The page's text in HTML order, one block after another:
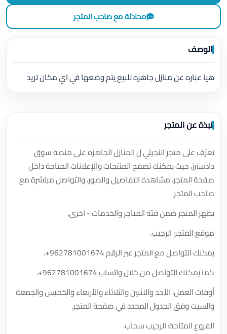
محادثة مع صاحب المتجر
الوصف
هيا عباره عن منازل جاهزه للبيع يتم وضعها في اي مكان تريد
نبذة عن المتجر
تعرّف على متجر النجيلي ل المنازل الجاهزه على منصة سوق
دادسترز، حيث يمكنك تصفح المنتجات والإعلانات المتاحة داخل
صفحة المتجر، مشاهدة التفاصيل والصور، والتواصل مباشرة مع
صاحب المتجر.
يظهر المتجر ضمن فئة المتاجر والخدمات - اخرى.
موقع المتجر: الرجيب.
يمكنك التواصل مع المتجر عبر الرقم+962781001674
.
كما يمكنك التواصل من خلال واتساب+962781001674
.
أوقات العمل: الأحد والاثنين والثلاثاء والأربعاء والخميس والجمعة
والسبت وفق الجدول المحدد في صفحة المتجر.
الفروع المتاحة: الرحيب سحاب.